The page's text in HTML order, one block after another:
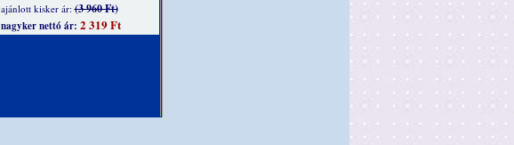
ajánlott kisker ár:(3 960 Ft)
nagyker nettó ár: 2 319 Ft